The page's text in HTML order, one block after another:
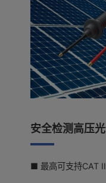
安全检测高压
■ 最高可支持CAT